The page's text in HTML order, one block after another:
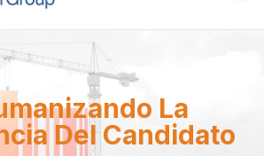
La
Del Candidato